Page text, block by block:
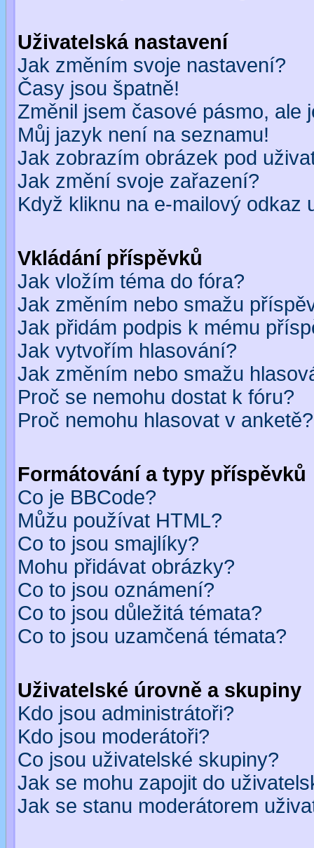
Uživatelská nastavení
Jak změním svoje nastavení?
Časy jsou špatně!
Změnil jsem časové pásmo, ale
Můj jazyk není na seznamu!
Jak zobrazím obrázek pod
Jak změní svoje zařazení?
Když kliknu na e-mailový odkaz
Vkládání příspěvků
Jak vložím téma do fóra?
Jak změním nebo smažu
Jak přidám podpis k mému
Jak vytvořím hlasování?
Jak změním nebo smažu
Proč se nemohu dostat k fóru?
Proč nemohu hlasovat v anketě?
Formátování a typy příspěvků
Co je BBCode?
Můžu používat HTML?
Co to jsou smajlíky?
Mohu přidávat obrázky?
Co to jsou oznámení?
Co to jsou důležitá témata?
Co to jsou uzamčená témata?
Uživatelské úrovně a skupiny
Kdo jsou administrátoři?
Kdo jsou moderátoři?
Co jsou uživatelské skupiny?
Jak se mohu zapojit do
Jak se stanu moderátorem